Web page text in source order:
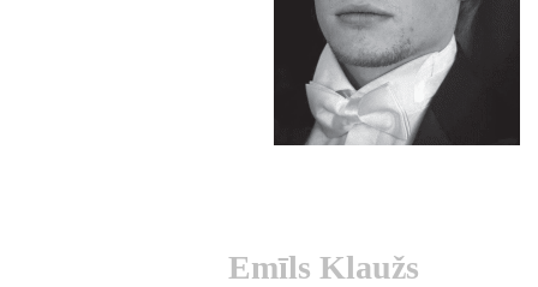
Emīls Klaužs